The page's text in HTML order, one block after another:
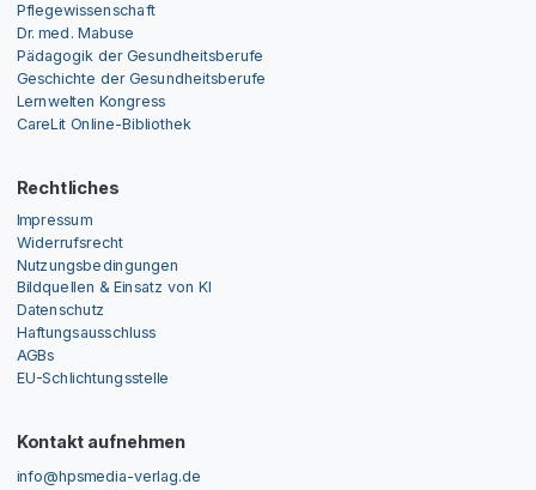
Pflegewissenschaft
Dr. med. Mabuse
Pädagogik der Gesundheitsberufe
Geschichte der Gesundheitsberufe
Lernwelten Kongress
CareLit Online-Bibliothek
Rechtliches
Impressum
Widerrufsrecht
Nutzungsbedingungen
Bildquellen & Einsatz von KI
Datenschutz
Haftungsausschluss
AGBs
EU-Schlichtungsstelle
Kontakt aufnehmen
info@hpsmedia-verlag.de